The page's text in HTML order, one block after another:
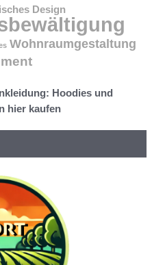
Design
Wohnraumgestaltung
Hoodies und
hier kaufen